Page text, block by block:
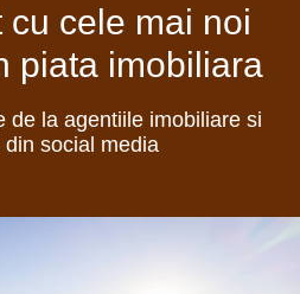
cu cele mai noi
piata imobiliara
de la agentiile imobiliare si
din social media